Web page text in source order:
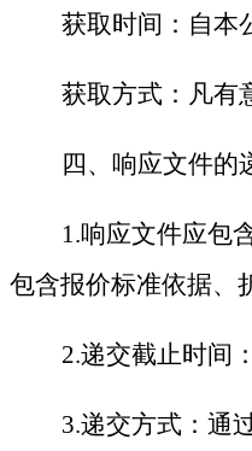
获取时间： 自本
获取方式： 凡有
四、 响应文件的
1.响应文件应包
包含报价标准依据、
2.递交截止时间：
3.递交方式： 通